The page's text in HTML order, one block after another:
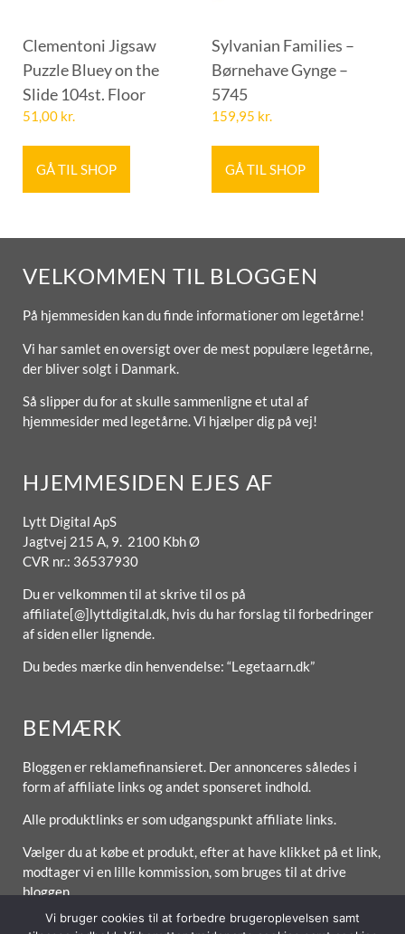
Clementoni Jigsaw
Puzzle Bluey on the
Slide 104st. Floor
51,00 kr.
GÅ TIL SHOP
Sylvanian Families –
Børnehave Gynge –
5745
159,95 kr.
GÅ TIL SHOP
VELKOMMEN TIL BLOGGEN
På hjemmesiden kan du finde informationer om legetårne!
Vi har samlet en oversigt over de mest populære legetårne,
der bliver solgt i Danmark.
Så slipper du for at skulle sammenligne et utal af
hjemmesider med legetårne. Vi hjælper dig på vej!
HJEMMESIDEN EJES AF
Lytt Digital ApS
Jagtvej 215 A, 9. 2100 Kbh Ø
CVR nr.: 36537930
Du er velkommen til at skrive til os på
affiliate[@]lyttdigital.dk, hvis du har forslag til forbedringer
af siden eller lignende.
Du bedes mærke din henvendelse: “Legetaarn.dk”
BEMÆRK
Bloggen er reklamefinansieret. Der annonceres således i
form af affiliate links og andet sponseret indhold.
Alle produktlinks er som udgangspunkt affiliate links.
Vælger du at købe et produkt, efter at have klikket på et link,
modtager vi en lille kommission, som bruges til at drive
bloggen.
Vi bruger cookies til at forbedre brugeroplevelsen samt